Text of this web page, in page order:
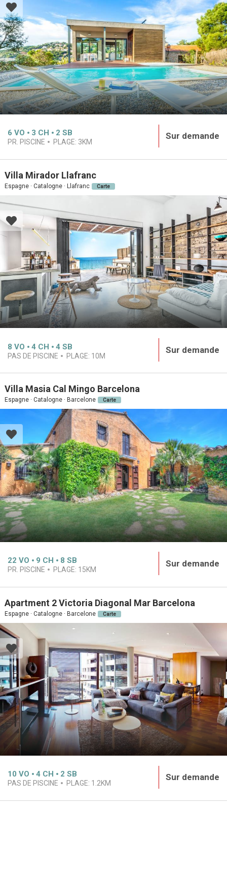
6 VO 3 CH 2 SB
PR. PISCINE PLAGE: 3KM
Sur demande
Villa Mirador Llafranc
Espagne · Catalogne · Llafranc Carte
8 VO 4 CH 4 SB
PAS DE PISCINE PLAGE: 10M
Sur demande
Villa Masia Cal Mingo Barcelona
Espagne · Catalogne · Barcelone Carte
22 VO 9 CH 8 SB
PR. PISCINE PLAGE: 15KM
Sur demande
Apartment 2 Victoria Diagonal Mar Barcelona
Espagne · Catalogne · Barcelone Carte
10 VO 4 CH 2 SB
PAS DE PISCINE PLAGE: 1.2KM
Sur demande